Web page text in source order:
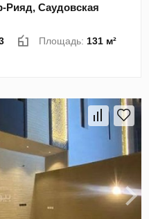
Рияд, Саудовская
Площадь: 131 м²